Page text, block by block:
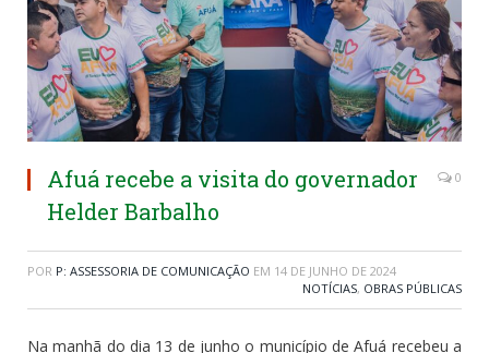
Afuá recebe a visita do governador
Helder Barbalho
0
POR P: ASSESSORIA DE COMUNICAÇÃO EM 14 DE JUNHO DE 2024
NOTÍCIAS, OBRAS PÚBLICAS
Na manhã do dia 13 de junho o município de Afuá recebeu a